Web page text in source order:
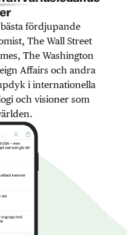
fördjupande
The Wall Street
The Washington
Affairs och andra
i internationella
och visioner som